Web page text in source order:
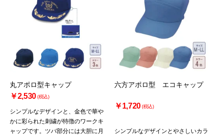
丸アポロ型キャップ
￥2,530(税込)
シンプルなデザインと、金色で華や
かに彩られた刺繍が特徴のワークキ
ャップです。ツバ部分には大胆に月
六方アポロ型 エコキャップ
￥1,720(税込)
シンプルなデザインとやさしいカラ